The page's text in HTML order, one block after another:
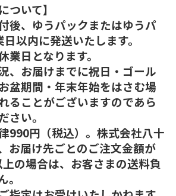
ついて】
後、ゆうパックまたはゆうパ
以内に発送いたします。
日となります。
、お届けまでに祝日・ゴール
盆期間・年末年始をはさむ場
ることがございますのであら
さい。
990円（税込）。株式会社八十
お届け先ごとのご注文金額が
の場合は、お客さまの送料負